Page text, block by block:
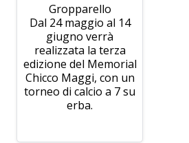
Gropparello
Dal 24 maggio al 14
giugno verrà
realizzata la terza
edizione del Memorial
Chicco Maggi, con un
torneo di calcio a 7 su
erba.